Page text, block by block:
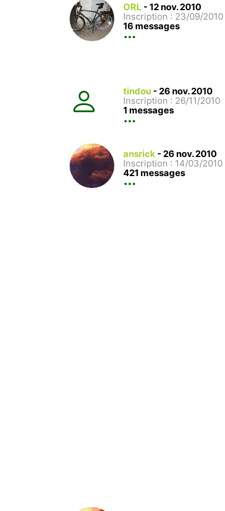
ORL - 12 nov. 2010
Inscription : 23/09/2010
16 messages
tindou - 26 nov. 2010
Inscription : 26/11/2010
1 messages
ansrick - 26 nov. 2010
Inscription : 14/03/2010
421 messages